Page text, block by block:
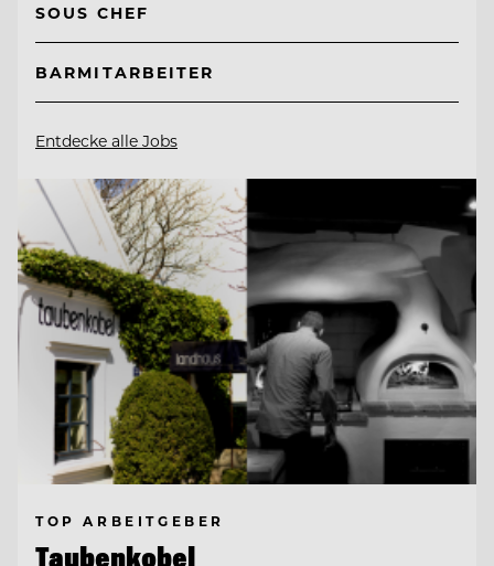
SOUS CHEF
BARMITARBEITER
Entdecke alle Jobs
TOP ARBEITGEBER
Taubenkobel